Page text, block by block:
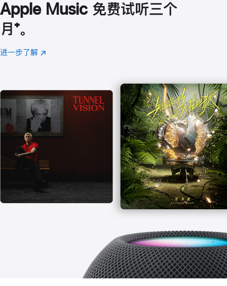
Apple Music 免费试听三个
月 脚
注
⁺。
进一步了解 Apple
(在
口
中
打
开)